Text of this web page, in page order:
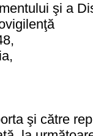
şi a
şi către